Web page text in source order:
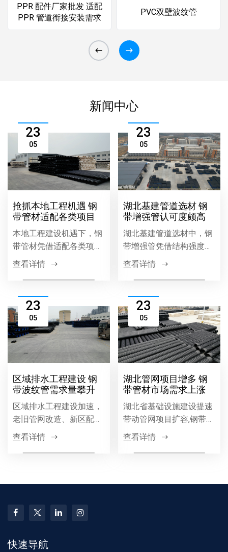
PPR 配件厂家批发 适配
PPR 管道衔接安装需求
PVC双壁波纹管
新闻中心
23
05
抢抓本地工程机遇 钢
带管材适配各类项目
本地工程建设机遇下，钢
带管材凭借适配各类项目
的优势，广泛应用于市政
力本地工程高效推进。
查看详情
23
05
湖北基建管道选材 钢
带增强管认可度颇高
湖北基建管道选材中，钢
带增强管凭借结构强度
高、耐腐蚀、施工便捷等
质量与效益的可靠保障。
查看详情
23
05
区域排水工程建设 钢
带波纹管需求量攀升
区域排水工程建设加速，
老旧管网改造、新区配套
等项目推动排水管材需求
选，需求持续攀升。
查看详情
23
05
湖北管网项目增多 钢
带管材市场需求上涨
湖北省基础设施建设提速
带动管网项目扩容,钢带管
材因高强度、耐腐蚀等优
查看详情
快速导航